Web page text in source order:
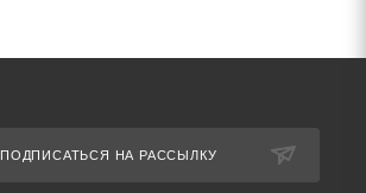
ПОДПИСАТЬСЯ НА РАССЫЛКУ